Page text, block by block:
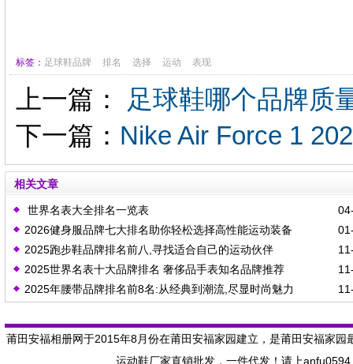
标签： 足球鞋品牌 排名 选择 运动 表现
上一篇：
足球鞋哪个品牌质
下一篇： Nike Air Force 1
相关文章
世界名表大全排名一览表
2026健身服品牌七大排名助你轻松选择高性能运动装备
2025跑步鞋品牌排名前八,寻找适合自己的运动伙伴
2025世界名表十大品牌排名 奢侈品手表知名品牌推荐
2025年腰带品牌排名前8名:从经典到潮流,尽显时尚魅力
莆田安福相册网于2015年8月份在莆田安福家园建立，是莆田安福家
运动鞋厂家直销批发，一件代发！请上